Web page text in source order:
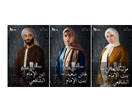
مونيكا هاني –
بنت الإمام
الشافعي
فاتن سعيد –
بنت الإمام
ابن الإمام
الشافعي